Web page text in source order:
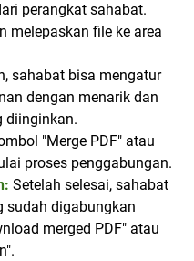
perangkat sahabat.
melepaskan file ke area
sahabat bisa mengatur
dengan menarik dan
diinginkan.
"Merge PDF" atau
proses penggabungan.
Setelah selesai, sahabat
sudah digabungkan
merged PDF" atau